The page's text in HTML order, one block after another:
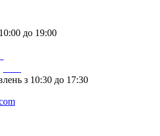
до 19:00
з 10:30 до 17:30